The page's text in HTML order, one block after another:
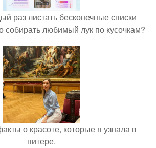
раз листать бесконечные списки
собирать любимый лук по кусочкам?
о красоте, которые я узнала в
питере.